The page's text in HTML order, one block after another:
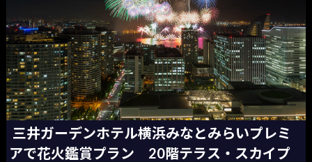
三井ガーデンホテル横浜みなとみらいプレミ
アで花火鑑賞プラン 20階テラス・スカイプ